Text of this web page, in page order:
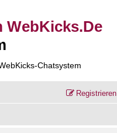
WebKicks.De
Chatsystem
Registrieren